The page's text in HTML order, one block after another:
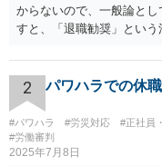
からないので、一般論と
すと、「退職勧奨」とい
職を求めただけではなく
わらず、その後でも執拗
ハラスメントとは、同じ
係などの職場内の優位性
的・身体的苦痛を与える又
パワハラの事案は、証拠
2 パワハラでの休
#パワハラ #労災対応 #正社員
#労働審判
2025年7月8日